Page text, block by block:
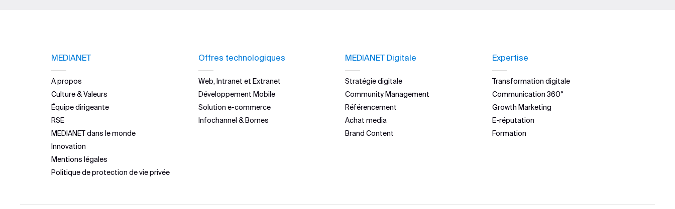
MEDIANET
A propos
Culture & Valeurs
Équipe dirigeante
RSE
MEDIANET dans le monde
Innovation
Mentions légales
Politique de protection de vie privée
Offres technologiques
Web, Intranet et Extranet
Développement Mobile
Solution e-commerce
Infochannel & Bornes
MEDIANET Digitale
Stratégie digitale
Community Management
Référencement
Achat media
Brand Content
Expertise
Transformation digitale
Communication 360°
Growth Marketing
E-réputation
Formation